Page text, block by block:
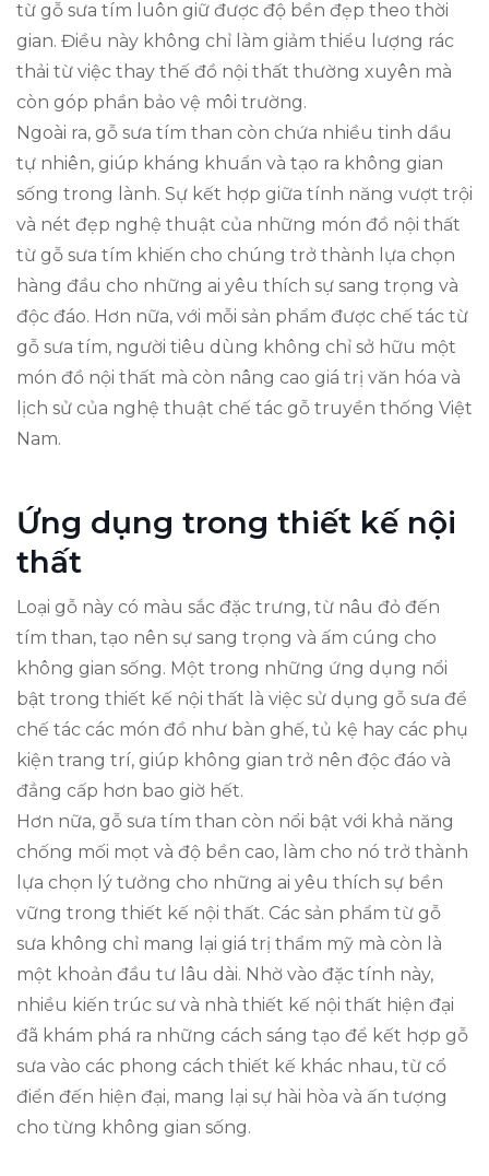
từ gỗ sưa tím luôn giữ được độ bền đẹp theo thời
gian. Điều này không chỉ làm giảm thiểu lượng rác
thải từ việc thay thế đồ nội thất thường xuyên mà
còn góp phần bảo vệ môi trường.
Ngoài ra, gỗ sưa tím than còn chứa nhiều tinh dầu
tự nhiên, giúp kháng khuẩn và tạo ra không gian
sống trong lành. Sự kết hợp giữa tính năng vượt trội
và nét đẹp nghệ thuật của những món đồ nội thất
từ gỗ sưa tím khiến cho chúng trở thành lựa chọn
hàng đầu cho những ai yêu thích sự sang trọng và
độc đáo. Hơn nữa, với mỗi sản phẩm được chế tác từ
gỗ sưa tím, người tiêu dùng không chỉ sở hữu một
món đồ nội thất mà còn nâng cao giá trị văn hóa và
lịch sử của nghệ thuật chế tác gỗ truyền thống Việt
Nam.
Ứng dụng trong thiết kế nội
thất
Loại gỗ này có màu sắc đặc trưng, từ nâu đỏ đến
tím than, tạo nên sự sang trọng và ấm cúng cho
không gian sống. Một trong những ứng dụng nổi
bật trong thiết kế nội thất là việc sử dụng gỗ sưa để
chế tác các món đồ như bàn ghế, tủ kệ hay các phụ
kiện trang trí, giúp không gian trở nên độc đáo và
đẳng cấp hơn bao giờ hết.
Hơn nữa, gỗ sưa tím than còn nổi bật với khả năng
chống mối mọt và độ bền cao, làm cho nó trở thành
lựa chọn lý tưởng cho những ai yêu thích sự bền
vững trong thiết kế nội thất. Các sản phẩm từ gỗ
sưa không chỉ mang lại giá trị thẩm mỹ mà còn là
một khoản đầu tư lâu dài. Nhờ vào đặc tính này,
nhiều kiến trúc sư và nhà thiết kế nội thất hiện đại
đã khám phá ra những cách sáng tạo để kết hợp gỗ
sưa vào các phong cách thiết kế khác nhau, từ cổ
điển đến hiện đại, mang lại sự hài hòa và ấn tượng
cho từng không gian sống.